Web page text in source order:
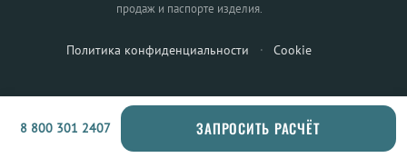
продаж и паспорте изделия.
Политика конфиденциальности · Cookie
8 800 301 2407 ЗАПРОСИТЬ РАСЧЁТ